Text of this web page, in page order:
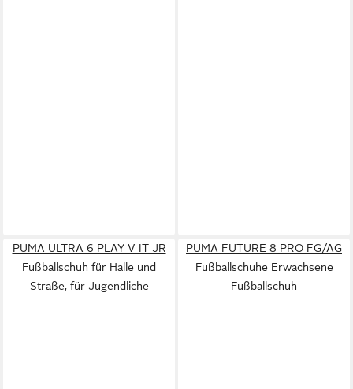
PUMA ULTRA 6 PLAY V IT JR
Fußballschuh für Halle und
Straße, für Jugendliche
PUMA FUTURE 8 PRO FG/AG
Fußballschuhe Erwachsene
Fußballschuh